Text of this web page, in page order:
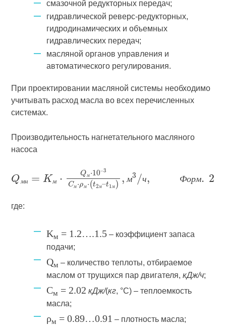
смазочной редукторных передач;
гидравлической реверс-редукторных,
гидродинамических и объемных
гидравлических передач;
масляной органов управления и
автоматического регулирования.
При проектировании масляной системы необходимо
учитывать расход масла во всех перечисленных
системах.
Производительность нагнетательного масляного
насоса
мн м
м
м ч Ф орм
где:
Kм = 1.2….1.5 – коэффициент запаса
подачи;
Qм – количество теплоты, отбираемое
маслом от трущихся пар двигателя,кДж/ч;
Cм = 2.02 кДж/(кг, °С) – теплоемкость
масла;
ρм = 0.89…0.91 – плотность масла;